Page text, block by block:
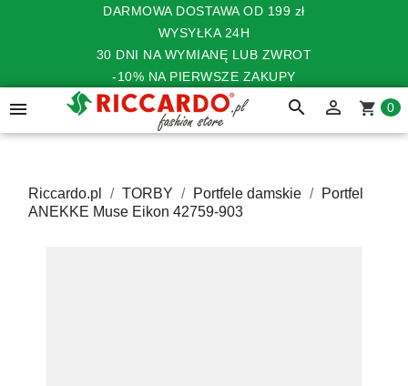
DARMOWA DOSTAWA OD 199 zł
WYSYŁKA 24H
30 DNI NA WYMIANĘ LUB ZWROT
-10% NA PIERWSZE ZAKUPY
 search  shopping_cart 0
Riccardo.pl TORBY Portfele damskie
Portfel
ANEKKE Muse Eikon 42759-903